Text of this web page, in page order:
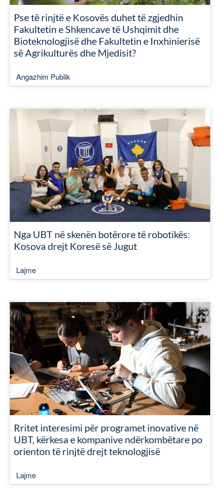
Pse të rinjtë e Kosovës duhet të zgjedhin
Fakultetin e Shkencave të Ushqimit dhe
Bioteknologjisë dhe Fakultetin e Inxhinierisë
së Agrikulturës dhe Mjedisit?
Angazhim Publik
Nga UBT në skenën botërore të robotikës:
Kosova drejt Koresë së Jugut
Lajme
Rritet interesimi për programet inovative në
UBT, kërkesa e kompanive ndërkombëtare po
orienton të rinjtë drejt teknologjisë
Lajme